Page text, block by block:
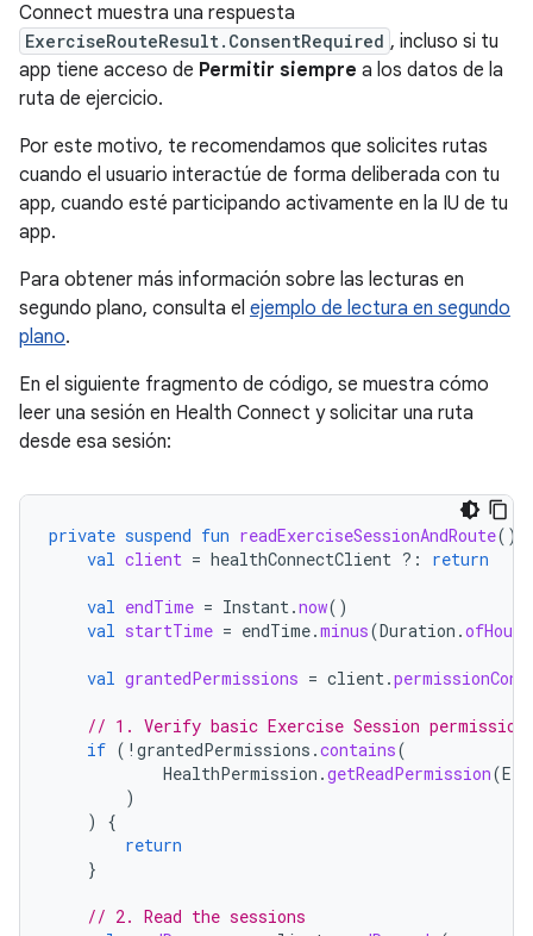
Connect muestra una respuesta
ExerciseRouteResult.ConsentRequired , incluso si tu
app tiene acceso de Permitir siempre a los datos de la
ruta de ejercicio.
Por este motivo, te recomendamos que solicites rutas
cuando el usuario interactúe de forma deliberada con tu
app, cuando esté participando activamente en la IU de tu
app.
Para obtener más información sobre las lecturas en
segundo plano, consulta el ejemplo de lectura en segundo
plano.
En el siguiente fragmento de código, se muestra cómo
leer una sesión en Health Connect y solicitar una ruta
desde esa sesión:
private suspend fun readExerciseSessionAndRoute()
val client = healthConnectClient ?: return
val endTime = Instant.now()
val startTime = endTime.minus(Duration .ofHours
val grantedPermissions = client.
// 1. Verify basic Exercise Session
if ( ! grantedPermissions .contains(
HealthPermission .getReadPermission(
)
)
{
return
}
// 2. Read the sessions